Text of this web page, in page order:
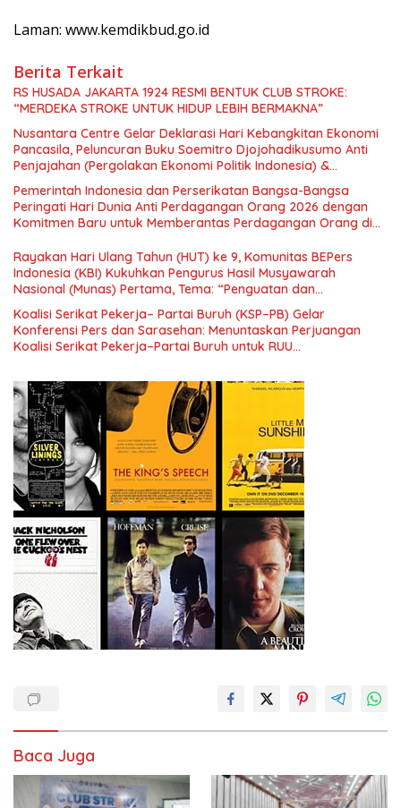
Laman: www.kemdikbud.go.id
Berita Terkait
RS HUSADA JAKARTA 1924 RESMI BENTUK CLUB STROKE:
“MERDEKA STROKE UNTUK HIDUP LEBIH BERMAKNA”
Nusantara Centre Gelar Deklarasi Hari Kebangkitan Ekonomi
Pancasila, Peluncuran Buku Soemitro Djojohadikusumo Anti
Penjajahan (Pergolakan Ekonomi Politik Indonesia) &
Simposium Nasional “Urgensi Undang-Undang Perekonomian
Nasional dan Kesejahteraan Sosial dalam Menata Bangsa
Menuju Indonesia Emas 2045”,
Pemerintah Indonesia dan Perserikatan Bangsa-Bangsa
Peringati Hari Dunia Anti Perdagangan Orang 2026 dengan
Komitmen Baru untuk Memberantas Perdagangan Orang di
Rayakan Hari Ulang Tahun (HUT) ke 9, Komunitas BEPers
Indonesia (KBI) Kukuhkan Pengurus Hasil Musyawarah
Nasional (Munas) Pertama, Tema: “Penguatan dan
Pengembangan Organisasi KBI yang Berbasis Riset di seluruh
Indonesia dan Mancanegara”.
Koalisi Serikat Pekerja– Partai Buruh (KSP–PB) Gelar
Konferensi Pers dan Sarasehan: Menuntaskan Perjuangan
Koalisi Serikat Pekerja–Partai Buruh untuk RUU
Baca Juga